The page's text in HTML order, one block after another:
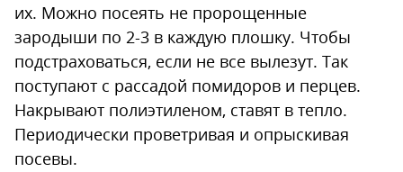
их. Можно посеять не пророщенные
зародыши по 2-3 в каждую плошку. Чтобы
подстраховаться, если не все вылезут. Так
поступают с рассадой помидоров и перцев.
Накрывают полиэтиленом, ставят в тепло.
Периодически проветривая и опрыскивая
посевы.